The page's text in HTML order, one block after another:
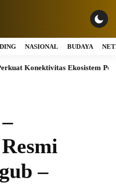
NASIONAL BUDAYA
Konektivitas Ekosistem
–